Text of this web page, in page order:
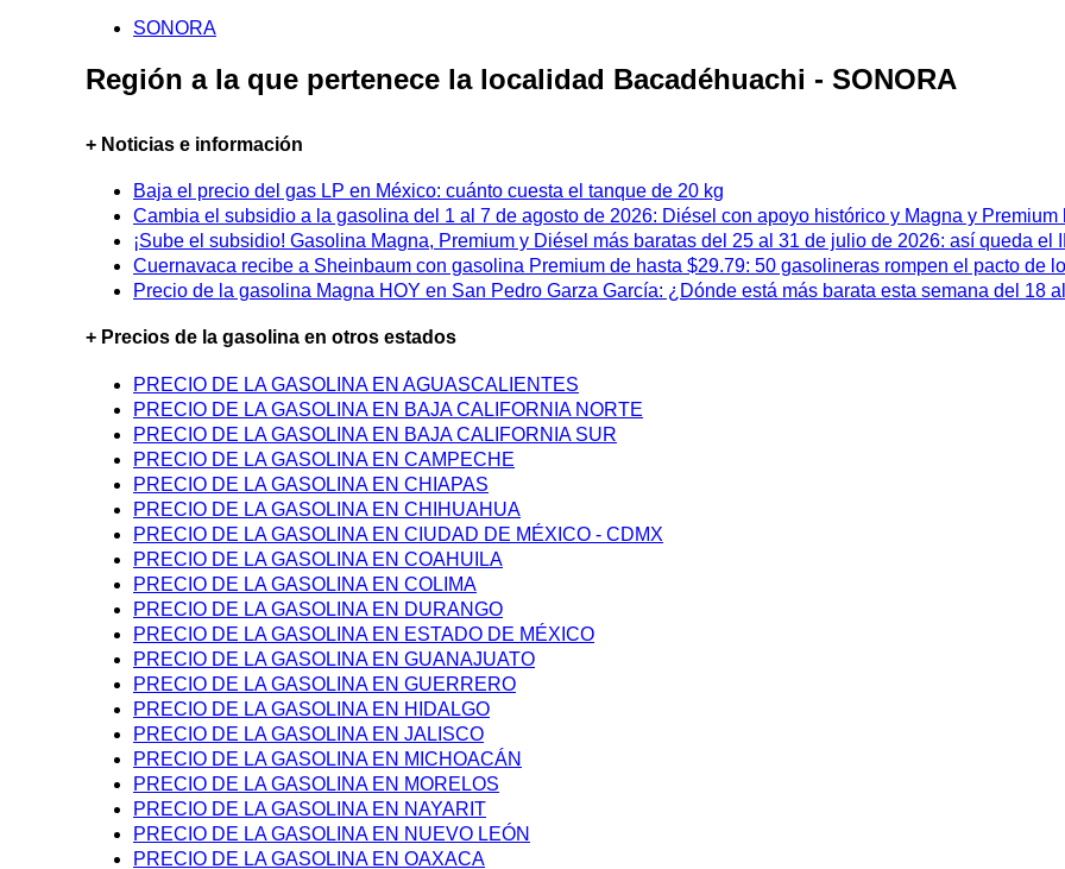
SONORA
Región a la que pertenece la localidad Bacadéhuachi - SONORA
+ Noticias e información
Baja el precio del gas LP en México: cuánto cuesta el tanque de 20 kg
Cambia el subsidio a la gasolina del 1 al 7 de agosto de 2026: Diésel con apoyo histórico y Magna y Premium
¡Sube el subsidio! Gasolina Magna, Premium y Diésel más baratas del 25 al 31 de julio de 2026: así queda el
Cuernavaca recibe a Sheinbaum con gasolina Premium de hasta $29.79: 50 gasolineras rompen el pacto de
Precio de la gasolina Magna HOY en San Pedro Garza García: ¿Dónde está más barata esta semana del 18
+ Precios de la gasolina en otros estados
PRECIO DE LA GASOLINA EN AGUASCALIENTES
PRECIO DE LA GASOLINA EN BAJA CALIFORNIA NORTE
PRECIO DE LA GASOLINA EN BAJA CALIFORNIA SUR
PRECIO DE LA GASOLINA EN CAMPECHE
PRECIO DE LA GASOLINA EN CHIAPAS
PRECIO DE LA GASOLINA EN CHIHUAHUA
PRECIO DE LA GASOLINA EN CIUDAD DE MÉXICO - CDMX
PRECIO DE LA GASOLINA EN COAHUILA
PRECIO DE LA GASOLINA EN COLIMA
PRECIO DE LA GASOLINA EN DURANGO
PRECIO DE LA GASOLINA EN ESTADO DE MÉXICO
PRECIO DE LA GASOLINA EN GUANAJUATO
PRECIO DE LA GASOLINA EN GUERRERO
PRECIO DE LA GASOLINA EN HIDALGO
PRECIO DE LA GASOLINA EN JALISCO
PRECIO DE LA GASOLINA EN MICHOACÁN
PRECIO DE LA GASOLINA EN MORELOS
PRECIO DE LA GASOLINA EN NAYARIT
PRECIO DE LA GASOLINA EN NUEVO LEÓN
PRECIO DE LA GASOLINA EN OAXACA